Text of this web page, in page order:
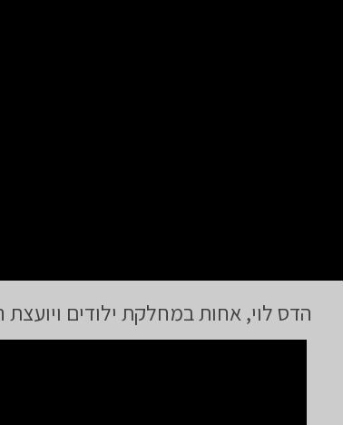
הדס לוי, אחות במחלקת ילודים